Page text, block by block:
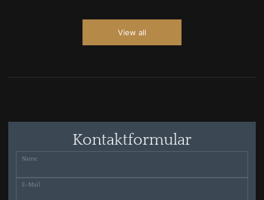
View all
Kontaktformular
Name
E-Mail